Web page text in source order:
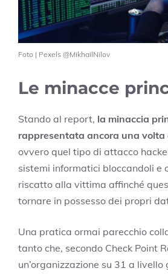
Foto | Pexels @MikhailNilov
Le minacce
Stando al report, la minaccia
rappresentata ancora una volta
ovvero quel tipo di attacco
sistemi informatici bloccandoli e
riscatto alla vittima affinché
tornare in possesso dei propri
Una pratica ormai parecchio
tanto che, secondo Check Point
un’organizzazione su 31 a